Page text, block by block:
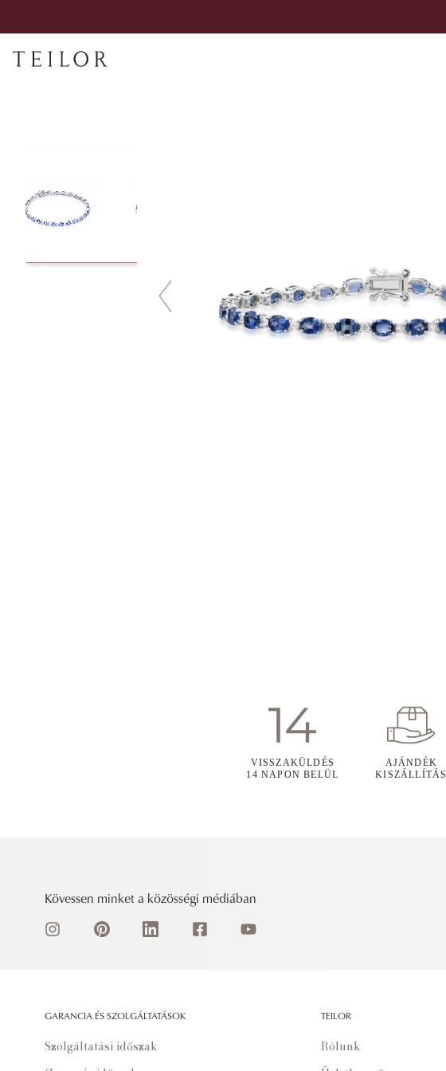
VISSZAKÜLDÉS
14 NAPON BELÜL
AJÁNDÉK
KISZÁLLÍTÁS
Kövessen minket a közösségi médiában
GARANCIA ÉS SZOLGÁLTATÁSOK
Szolgáltatási időszak
TEILOR
Rólunk